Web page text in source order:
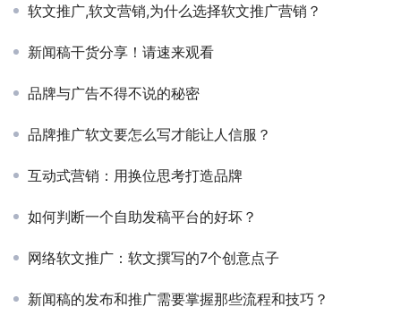
软文推广,软文营销,为什么选择软文推广营销？
新闻稿干货分享！请速来观看
品牌与广告不得不说的秘密
品牌推广软文要怎么写才能让人信服？
互动式营销：用换位思考打造品牌
如何判断一个自助发稿平台的好坏？
网络软文推广：软文撰写的7个创意点子
新闻稿的发布和推广需要掌握那些流程和技巧？